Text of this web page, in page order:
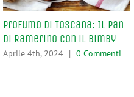
Profumo di Toscana: Il Pan
di Ramerino con il Bimby
Aprile 4th, 2024 | 0 Commenti